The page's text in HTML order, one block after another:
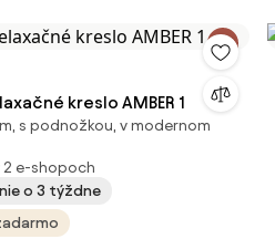
kreslo AMBER 1
s podnožkou, v modernom
2 e-shopoch
o 3 týždne